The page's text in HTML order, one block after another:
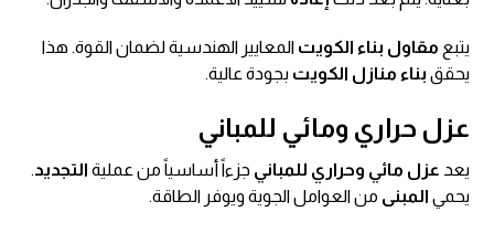
يتبع مقاول بناء الكويت المعايير الهندسية لضمان القوة. هذا
يحقق بناء منازل الكويت بجودة عالية.
عزل حراري ومائي للمباني
يعد عزل مائي وحراري للمباني جزءاً أساسياً من عملية التجديد.
يحمي المبنى من العوامل الجوية ويوفر الطاقة.